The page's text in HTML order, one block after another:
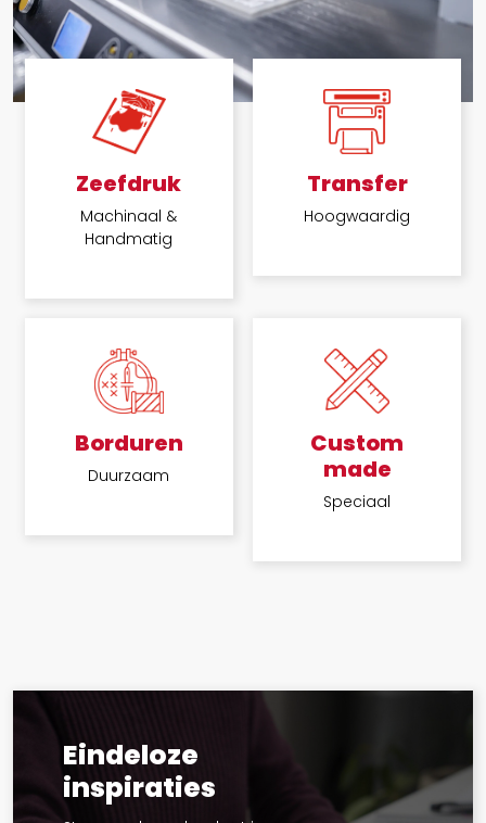
Zeefdruk
Machinaal &
Handmatig
Transfer
Hoogwaardig
Borduren
Duurzaam
Custom
made
Speciaal
Eindeloze
inspiraties